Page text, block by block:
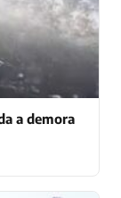
a demora